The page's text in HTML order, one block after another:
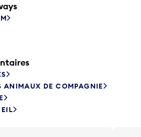
ANIMAUX DE COMPAGNIE